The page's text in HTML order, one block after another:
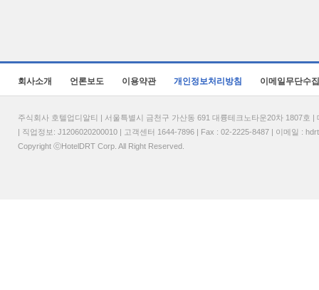
회사소개 언론보도 이용약관 개인정보처리방침 이메일무단수
주식회사 호텔업디알티 | 서울특별시 금천구 가산동 691 대륭테크노타운20차 1807
| 직업정보: J1206020200010 | 고객센터 1644-7896 | Fax : 02-2225-8487 | 이메일 :
Copyright ⓒHotelDRT Corp. All Right Reserved.